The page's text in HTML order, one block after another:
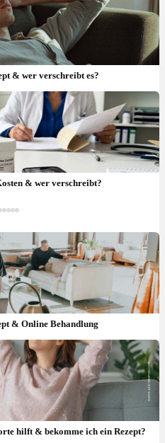
& wer verschreibt es?
& wer verschreibt?
Rezept & Wirkung
& Online Behandlung
hilft & bekomme ich ein Rezept?